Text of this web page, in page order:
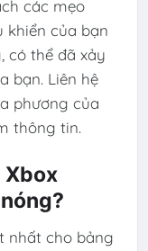
các mẹo
khiển của bạn
có thể đã xảy
bạn. Liên hệ
phương của
thông tin.
Xbox
nhất cho bảng